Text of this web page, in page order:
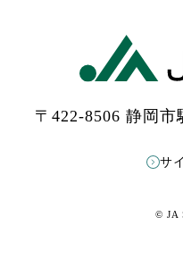
〒422-8506 静岡
サ
© JA